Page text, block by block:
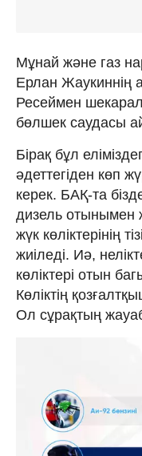
Мұнай және газ
Ерлан Жаукиннің
Ресеймен
бөлшек саудасы
Бірақ бұл
әдеттегіден көп
керек. БАҚ-та
дизель отынымен
жүк көліктерінің
жиіледі. Иә,
көліктері отын
Көліктің
Ол сұрақтың